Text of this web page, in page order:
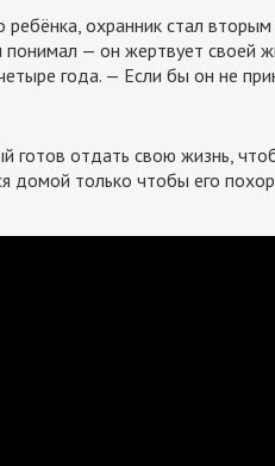
ребёнка, охранник стал
понимал — он жертвует своей
года. — Если бы он не
готов отдать свою жизнь,
домой только чтобы его